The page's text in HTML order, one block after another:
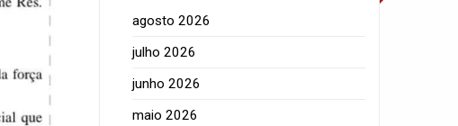
agosto 2026
julho 2026
junho 2026
maio 2026